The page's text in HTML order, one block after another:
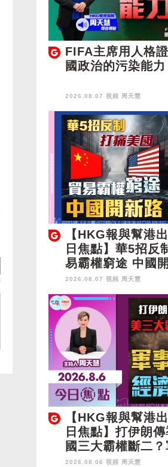
FIFA主席用人格
國政治的污染能力
2026.08.07 視頻 周天慧
【HKG報與幫港
日焦點】華5招反
易霸權窮途 中國
2026.08.07 視頻 周天慧
【HKG報與幫港
日焦點】打伊朗
國三大霸權斷二
2026.08.06 視頻 周天慧